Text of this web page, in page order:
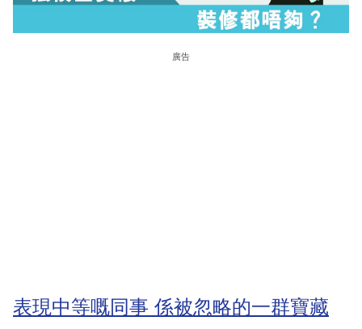
廣告
表現中等嘅同事 係被忽略的一群寶藏